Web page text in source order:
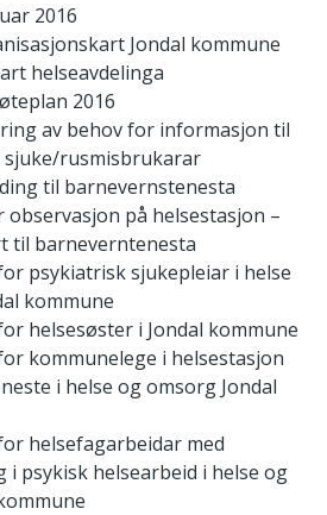
2016
Jondal kommune
helseavdelinga
2016
av behov for informasjon til
sjuke/rusmisbrukarar
til barnevernstenesta
på helsestasjon –
til barneverntenesta
psykiatrisk sjukepleiar i helse
kommune
helsesøster i Jondal kommune
kommunelege i helsestasjon
i helse og omsorg Jondal
helsefagarbeidar med
i psykisk helsearbeid i helse og